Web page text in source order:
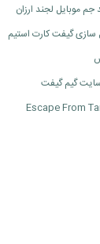
موبایل لجند ارزان
گیفت کارت استیم
سایت گیم گیفت